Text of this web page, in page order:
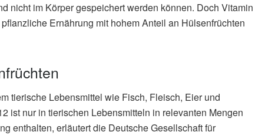
nicht im Körper gespeichert werden können. Doch Vitamin
Ernährung mit hohem Anteil an Hülsenfrüchten
tierische Lebensmittel wie Fisch, Fleisch, Eier und
ist nur in tierischen Lebensmitteln in relevanten Mengen
enthalten, erläutert die Deutsche Gesellschaft für